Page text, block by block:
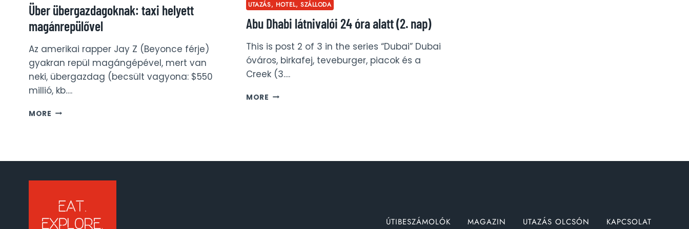
Über übergazdagoknak: taxi helyett
magánrepülővel
Az amerikai rapper Jay Z (Beyonce férje)
gyakran repül magángépével, mert van
neki, übergazdag (becsült vagyona: $550
millió, kb….
MORE ÜBER
UTAZÁS, HOTEL, SZÁLLODA
Abu Dhabi látnivalói 24 óra alatt (2. nap)
This is post 2 of 3 in the series “Dubai” Dubai
óváros, birkafej, teveburger, piacok és a
Creek (3….
MORE ABU
(2.
ÚTIBESZÁMOLÓK MAGAZIN UTAZÁS OLCSÓN KAPCSOLAT